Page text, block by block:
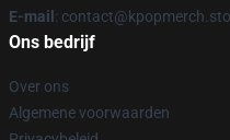
E-mail :
Ons bedrijf
Over ons
Algemene voorwaarden